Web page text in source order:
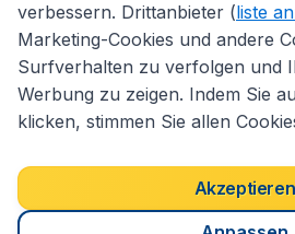
Allgemeine Geschäftsbedingungen
Cookies
verbessern. Drittanbieter (liste
Marketing-Cookies und andere
Surfverhalten zu verfolgen und
Werbung zu zeigen. Indem Sie
klicken, stimmen Sie allen
Akzeptieren